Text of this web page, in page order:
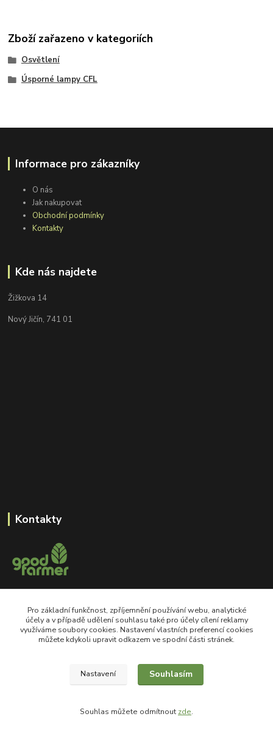
Zboží zařazeno v kategoriích
Osvětlení
Úsporné lampy CFL
Informace pro zákazníky
O nás
Jak nakupovat
Obchodní podmínky
Kontakty
Kde nás najdete
Žižkova 14
Nový Jičín, 741 01
Kontakty
+420 605 550 660
Po-Pá, 8-18 hod
shop@goodfarmer.cz
©2008 goodfarmer.cz Všechna práva vyhrazena.
Pro základní funkčnost, zpříjemnění používání webu, analytické
účely a v případě udělení souhlasu také pro účely cílení reklamy
využíváme soubory cookies. Nastavení vlastních preferencí cookies
můžete kdykoli upravit odkazem ve spodní části stránek.
Nastavení Souhlasím
Souhlas můžete odmítnout zde.